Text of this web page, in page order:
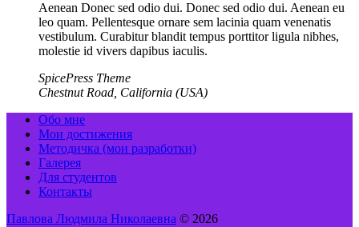
Aenean Donec sed odio dui. Donec sed odio dui. Aenean eu
leo quam. Pellentesque ornare sem lacinia quam venenatis
vestibulum. Curabitur blandit tempus porttitor ligula nibhes,
molestie id vivers dapibus iaculis.
SpicePress Theme
Chestnut Road, California (USA)
Обо мне
Мои достижения
Методичка (мои разработки)
Галерея
Для студентов
Контакты
Павлова Людмила Николаевна © 2026